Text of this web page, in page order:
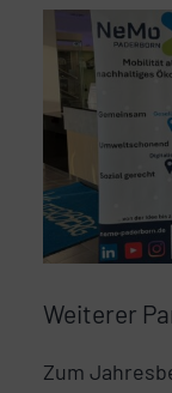
Weiterer
Zum